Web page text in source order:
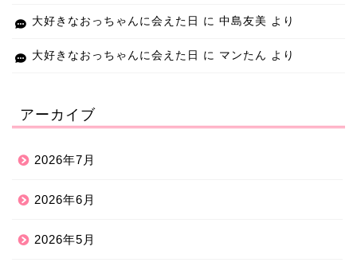
大好きなおっちゃんに会えた日 に 中島友美 より
大好きなおっちゃんに会えた日 に マンたん より
アーカイブ
2026年7月
2026年6月
2026年5月